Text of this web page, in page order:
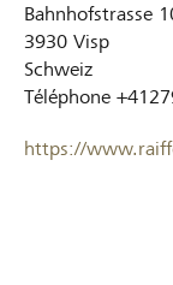
Bahnhofstrasse
3930 Visp
Schweiz
Téléphone
https://